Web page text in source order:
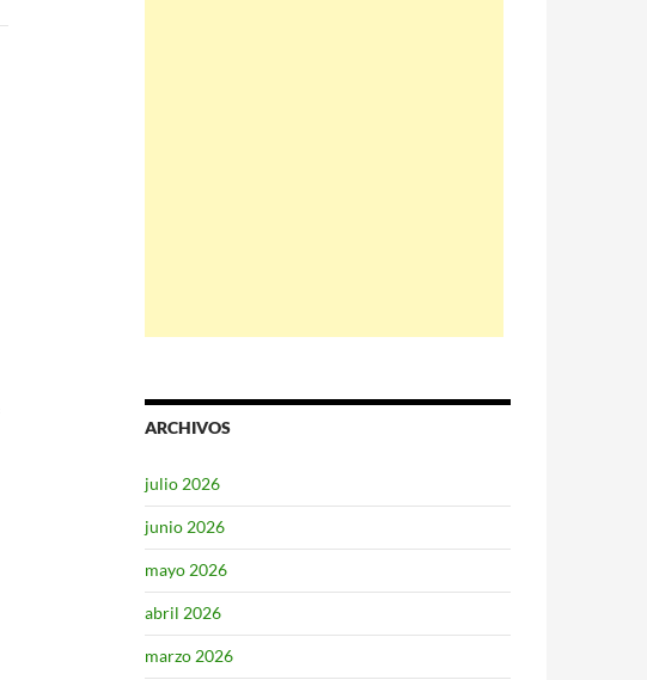
ARCHIVOS
julio 2026
junio 2026
mayo 2026
abril 2026
marzo 2026